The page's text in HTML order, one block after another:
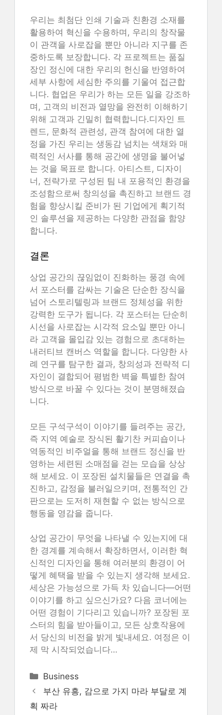
우리는 최첨단 인쇄 기술과 친환경 소재를
활용하여 혁신을 수용하며, 우리의 창작물
이 관객을 사로잡을 뿐만 아니라 지구를 존
중하도록 보장합니다. 각 프로젝트는 품질
장인 정신에 대한 우리의 헌신을 반영하여
세부 사항에 세심한 주의를 기울여 접근합
니다. 협업은 우리가 하는 모든 일을 강조하
며, 고객의 비전과 열망을 완전히 이해하기
위해 고객과 긴밀히 협력합니다.디자인 트
렌드, 문화적 관련성, 관객 참여에 대한 열
정을 가진 우리는 생동감 넘치는 색채와 매
력적인 서사를 통해 공간에 생명을 불어넣
는 것을 목표로 합니다. 아티스트, 디자이
너, 전략가로 구성된 팀 내 포용적인 환경을
조성함으로써 창의성을 촉진하고 브랜드 경
험을 향상시킬 준비가 된 기업에게 획기적
인 솔루션을 제공하는 다양한 관점을 함양
합니다.
결론
상업 공간의 끊임없이 진화하는 풍경 속에
서 포스터를 감싸는 기술은 단순한 장식을
넘어 스토리텔링과 브랜드 정체성을 위한
강력한 도구가 됩니다. 각 포스터는 단순히
시선을 사로잡는 시각적 요소일 뿐만 아니
라 고객을 몰입감 있는 경험으로 초대하는
내러티브 캔버스 역할을 합니다. 다양한 사
례 연구를 탐구한 결과, 창의성과 전략적 디
자인이 결합되어 평범한 벽을 특별한 참여
방식으로 바꿀 수 있다는 것이 분명해졌습
니다.
모든 구석구석이 이야기를 들려주는 공간,
즉 지역 예술로 장식된 활기찬 커피숍이나
역동적인 비주얼을 통해 브랜드 정신을 반
영하는 세련된 소매점을 걷는 모습을 상상
해 보세요. 이 포장된 설치물들은 연결을 촉
진하고, 감정을 불러일으키며, 전통적인 간
판으로는 도저히 재현할 수 없는 방식으로
행동을 영감을 줍니다.
상업 공간이 무엇을 나타낼 수 있는지에 대
한 경계를 계속해서 확장하면서, 이러한 혁
신적인 디자인을 통해 여러분의 환경이 어
떻게 혜택을 받을 수 있는지 생각해 보세요.
세상은 가능성으로 가득 차 있습니다—어떤
이야기를 하고 싶으신가요? 다음 코너에는
어떤 경험이 기다리고 있습니까? 포장된 포
스터의 힘을 받아들이고, 모든 상호작용에
서 당신의 비전을 밝게 빛내세요. 여정은 이
제 막 시작되었습니다…
Categories
Business
부산 유흥, 감으로 가지 마라 부달로 계
획 짜라